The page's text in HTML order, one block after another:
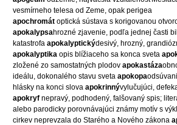
vesmírneho telesa od Zeme, opak perigea
apochromát optická sústava s korigovanou
apokalypsahrozné zjavenie, podľa jednej časti
katastrofa apokalyptickýdesivý, hrozný,
apokalyptika opis blížiaceho sa konca sveta
zložené zo samostatných plodov apokastáza
ideálu, dokonalého stavu sveta apokopa
hlásky na konci slova apokrinnývylučujúci,
apokryf nepravý, podhodený, falšovaný spis;
alebo parodicky porovnávajúci známy motív s
cirkev neprevzala do Starého a Nového zákona